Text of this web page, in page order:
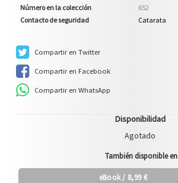
Número en la colección
652
Contacto de seguridad
Catarata
Compartir en Twitter
Compartir en Facebook
Compartir en WhatsApp
Disponibilidad
Agotado
También disponible en
eBook/ 8,99 €